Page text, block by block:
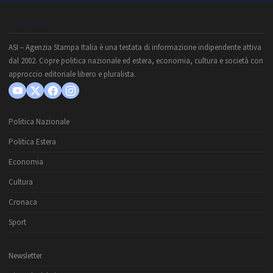
CHI SIAMO
ASI – Agenzia Stampa Italia è una testata di informazione indipendente attiva
dal 2002. Copre politica nazionale ed estera, economia, cultura e società con
approccio editoriale libero e pluralista.
Politica Nazionale
Politica Estera
Economia
Cultura
Cronaca
Sport
Newsletter